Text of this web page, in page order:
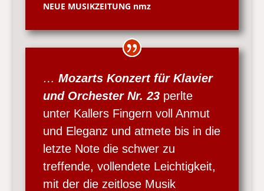
NEUE MUSIKZEITUNG nmz
… Mozarts Konzert für Klavier
und Orchester Nr. 23 perlte
unter Kallers Fingern voll Anmut
und Eleganz und atmete bis in die
letzte Note die schwer zu
treffende, vollendete Leichtigkeit,
mit der die zeitlose Musik